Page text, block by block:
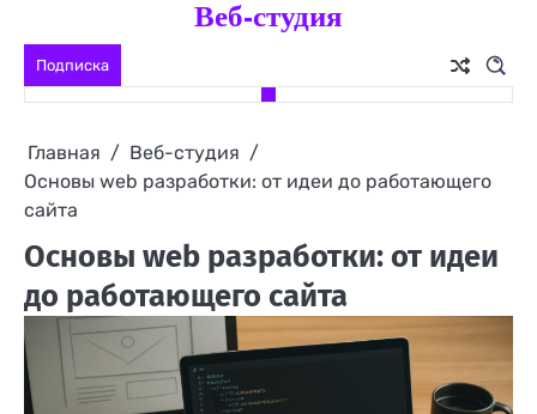
содержимому
Подписка
Веб-студия
Главная
Веб-студия
Основы web разработки: от идеи до работающего
сайта
Основы web разработки: от идеи
до работающего сайта